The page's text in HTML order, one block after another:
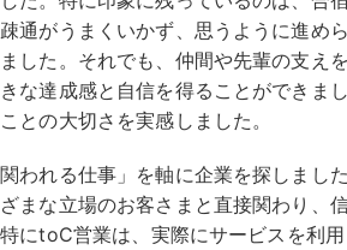
通がうまくいかず、思うように進め
した。それでも、仲間や先輩の支え
な達成感と自信を得ることができま
との大切さを実感しました。
われる仕事」を軸に企業を探しまし
まな立場のお客さまと直接関わり、
にtoC営業は、実際にサービスを利